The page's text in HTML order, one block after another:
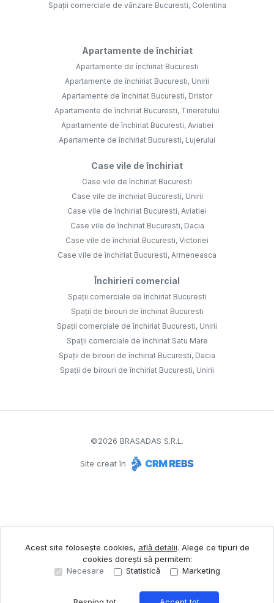
Spații comerciale de vânzare Bucuresti, Colentina
Apartamente de închiriat
Apartamente de închiriat Bucuresti
Apartamente de închiriat Bucuresti, Unirii
Apartamente de închiriat Bucuresti, Dristor
Apartamente de închiriat Bucuresti, Tineretului
Apartamente de închiriat Bucuresti, Aviatiei
Apartamente de închiriat Bucuresti, Lujerului
Case vile de închiriat
Case vile de închiriat Bucuresti
Case vile de închiriat Bucuresti, Unirii
Case vile de închiriat Bucuresti, Aviatiei
Case vile de închiriat Bucuresti, Dacia
Case vile de închiriat Bucuresti, Victoriei
Case vile de închiriat Bucuresti, Armeneasca
Închirieri comercial
Spații comerciale de închiriat Bucuresti
Spații de birouri de închiriat Bucuresti
Spații comerciale de închiriat Bucuresti, Unirii
Spații comerciale de închiriat Satu Mare
Spații de birouri de închiriat Bucuresti, Dacia
Spații de birouri de închiriat Bucuresti, Unirii
©2026 BRASADAS S.R.L.
Site creat în
Acest site folosește cookies, află detalii. Alege ce tipuri de
cookies dorești să permitem:
Necesare
Statistică Marketing